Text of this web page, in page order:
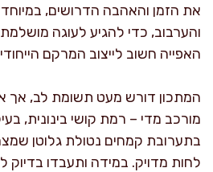
את הזמן והאהבה הדרושים,
והערבוב, כדי להגיע לעוגה
האפייה חשוב לייצוב המרקם
המתכון דורש מעט תשומת לב, אך
מורכב מדי – רמת קושי בינונית,
בתערובת קמחים נטולת גלוטן
לחות מדויק. במידה ותעבדו בדיוק